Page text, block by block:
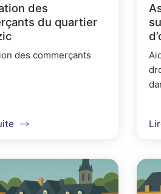
des
du quartier
des commerçants